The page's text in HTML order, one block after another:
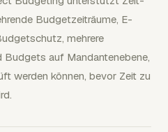
Budgetzeiträume, E-
mehrere
Budgets auf Mandantenebene,
werden können, bevor Zeit zu